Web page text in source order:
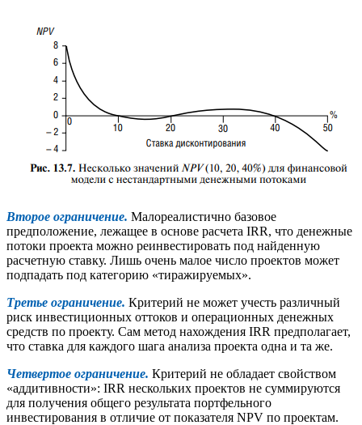
Второе ограничение. Малореалистично базовое
предположение, лежащее в основе расчета IRR, что денежные
потоки проекта можно реинвестировать под найденную
расчетную ставку. Лишь очень малое число проектов может
подпадать под категорию «тиражируемых».
Третье ограничение. Критерий не может учесть различный
риск инвестиционных оттоков и операционных денежных
средств по проекту. Сам метод нахождения IRR предполагает,
что ставка для каждого шага анализа проекта одна и та же.
Четвертое ограничение. Критерий не обладает свойством
«аддитивности»: IRR нескольких проектов не суммируются
для получения общего результата портфельного
инвестирования в отличие от показателя NPV по проектам.